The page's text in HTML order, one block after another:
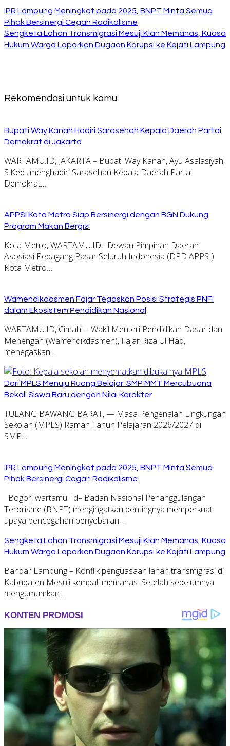
IPR Lampung Meningkat pada 2025, BNPT Minta Semua
Pihak Bersinergi Cegah Radikalisme
Sengketa Lahan Transmigrasi Mesuji Kian Memanas, Kuasa
Hukum Warga Laporkan Dugaan Korupsi ke Kejati Lampung
Rekomendasi untuk kamu
Bupati Way Kanan Hadiri Sarasehan Kepala Daerah Partai
Demokrat di Jakarta
WARTAMU.ID, JAKARTA – Bupati Way Kanan, Ayu Asalasiyah,
S.Ked., menghadiri Sarasehan Kepala Daerah Partai
Demokrat…
APPSI Kota Metro Siap Bersinergi dengan BGN Dukung
Program Makan Bergizi
Kota Metro, WARTAMU.ID– Dewan Pimpinan Daerah
Asosiasi Pedagang Pasar Seluruh Indonesia (DPD APPSI)
Kota Metro…
Wamendikdasmen Fajar Tegaskan Posisi Strategis PNFI
dalam Ekosistem Pendidikan Nasional
WARTAMU.ID, Cimahi – Wakil Menteri Pendidikan Dasar dan
Menengah (Wamendikdasmen), Fajar Riza Ul Haq,
menegaskan…
Dari MPLS Menuju Ruang Belajar: SMP MMT Mercubuana
Bekali Siswa Baru dengan Nilai Karakter
TULANG BAWANG BARAT, — Masa Pengenalan Lingkungan
Sekolah (MPLS) Ramah Tahun Pelajaran 2026/2027 di
SMP…
IPR Lampung Meningkat pada 2025, BNPT Minta Semua
Pihak Bersinergi Cegah Radikalisme
Bogor, wartamu. Id– Badan Nasional Penanggulangan
Terorisme (BNPT) mengingatkan pentingnya memperkuat
upaya pencegahan penyebaran…
Sengketa Lahan Transmigrasi Mesuji Kian Memanas, Kuasa
Hukum Warga Laporkan Dugaan Korupsi ke Kejati Lampung
Bandar Lampung – Konflik penguasaan lahan transmigrasi di
Kabupaten Mesuji kembali memanas. Setelah sebelumnya
mengumumkan…